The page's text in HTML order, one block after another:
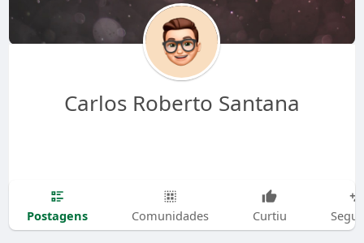
Carlos Roberto Santana
Postagens Comunidades Curtiu